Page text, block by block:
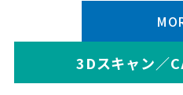
3Dスキャン／